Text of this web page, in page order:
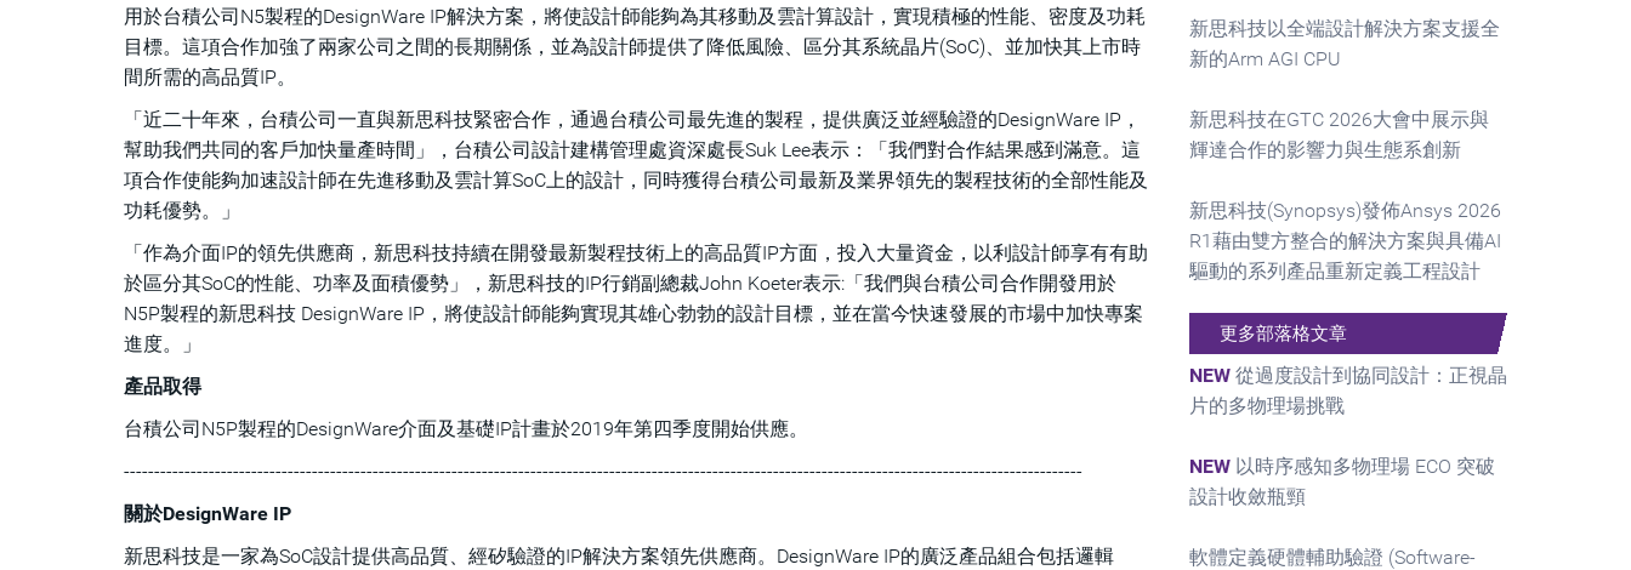
用於台積公司N5製程的DesignWare IP解決方案，將使設計師能夠為其移動及雲計算設計，實現積極的性能、密度及功耗
目標。這項合作加強了兩家公司之間的長期關係，並為設計師提供了降低風險、區分其系統晶片(SoC)、並加快其上市時
間所需的高品質IP。
「近二十年來，台積公司一直與新思科技緊密合作，通過台積公司最先進的製程，提供廣泛並經驗證的DesignWare IP，
幫助我們共同的客戶加快量產時間」，台積公司設計建構管理處資深處長Suk Lee表示：「我們對合作結果感到滿意。這
項合作使能夠加速設計師在先進移動及雲計算SoC上的設計，同時獲得台積公司最新及業界領先的製程技術的全部性能及
功耗優勢。」
「作為介面IP的領先供應商，新思科技持續在開發最新製程技術上的高品質IP方面，投入大量資金，以利設計師享有有助
於區分其SoC的性能、功率及面積優勢」，新思科技的IP行銷副總裁John Koeter表示:「我們與台積公司合作開發用於
N5P製程的新思科技 DesignWare IP，將使設計師能夠實現其雄心勃勃的設計目標，並在當今快速發展的市場中加快專案
進度。」
產品取得
台積公司N5P製程的DesignWare介面及基礎IP計畫於2019年第四季度開始供應。
--------------------------------------------------------------------------------------------------------------------------------------------------------------
關於DesignWare IP
新思科技是一家為SoC設計提供高品質、經矽驗證的IP解決方案領先供應商。DesignWare IP的廣泛產品組合包括邏輯
新思科技以全端設計解決方案支援全
新的Arm AGI CPU
新思科技在GTC 2026大會中展示與
輝達合作的影響力與生態系創新
新思科技(Synopsys)發佈Ansys 2026
R1藉由雙方整合的解決方案與具備AI
驅動的系列產品重新定義工程設計
更多部落格文章
NEW 從過度設計到協同設計：正視晶
片的多物理場挑戰
NEW 以時序感知多物理場 ECO 突破
設計收斂瓶頸
軟體定義硬體輔助驗證 (Software-